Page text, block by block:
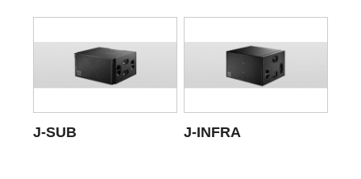
J-SUB J-INFRA